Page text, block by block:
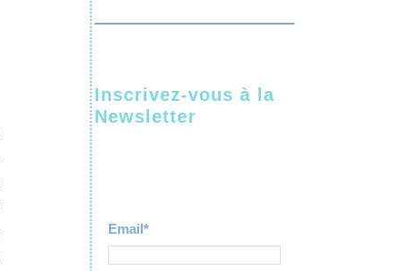
Inscrivez-vous à la
Newsletter
Email*